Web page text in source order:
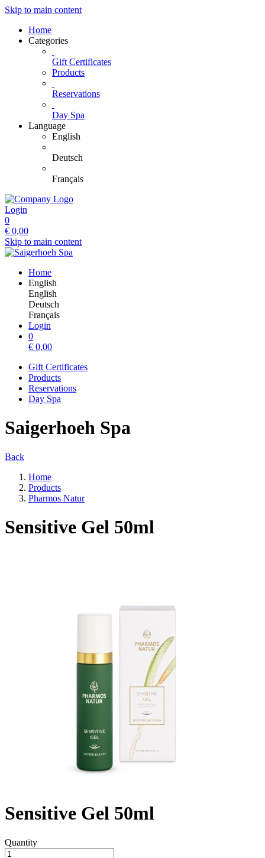
Skip to main content
Home
Categories
Gift Certificates
Products
Reservations
Day Spa
Language
English
Deutsch
Français
Login
0
€ 0,00
Skip to main content
Home
English
English
Deutsch
Français
Login
0
€ 0,00
Gift Certificates
Products
Reservations
Day Spa
Saigerhoeh Spa
Back
Home
Products
Pharmos Natur
Sensitive Gel 50ml
Sensitive Gel 50ml
Quantity